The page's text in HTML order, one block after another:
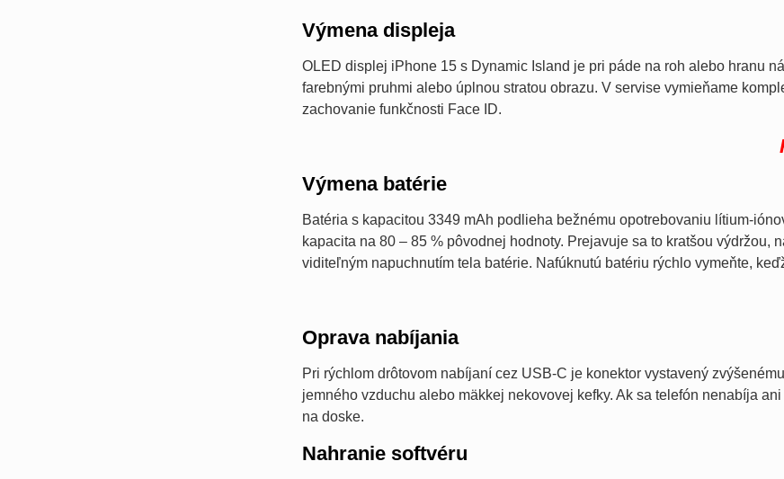
Výmena displeja
OLED displej iPhone 15 s Dynamic Island je pri páde na roh alebo hranu
farebnými pruhmi alebo úplnou stratou obrazu. V servise vymieňame
zachovanie funkčnosti Face ID.
Výmena batérie
Batéria s kapacitou 3349 mAh podlieha bežnému opotrebovaniu lítium-
kapacita na 80 – 85 % pôvodnej hodnoty. Prejavuje sa to kratšou výdržou,
viditeľným napuchnutím tela batérie. Nafúknutú batériu rýchlo vymeňte,
Oprava nabíjania
Pri rýchlom drôtovom nabíjaní cez USB-C je konektor vystavený
jemného vzduchu alebo mäkkej nekovovej kefky. Ak sa telefón nenabíja
na doske.
Nahranie softvéru